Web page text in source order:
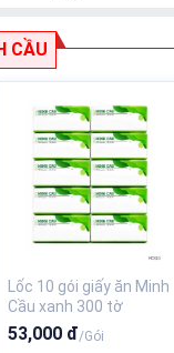
CẦU
Lốc 10 gói giấy ăn Minh
Cầu xanh 300 tờ
53,000 đ/Gói